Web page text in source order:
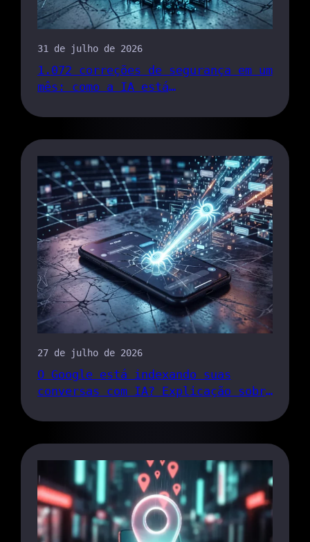
31 de julho de 2026
1.072 correções de segurança em um
mês: como a IA está
correção de bugs do Chrome
27 de julho de 2026
O Google está indexando suas
conversas com IA? Explicação sobre
compartilhamento do Claude